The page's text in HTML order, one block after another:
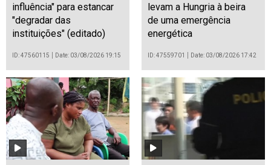
influência" para estancar
"degradar das
instituições" (editado)
ID: 47560115 Date: 03/08/2026 19:15
levam a Hungria à beira
de uma emergência
energética
ID: 47559701 Date: 03/08/2026 17:42